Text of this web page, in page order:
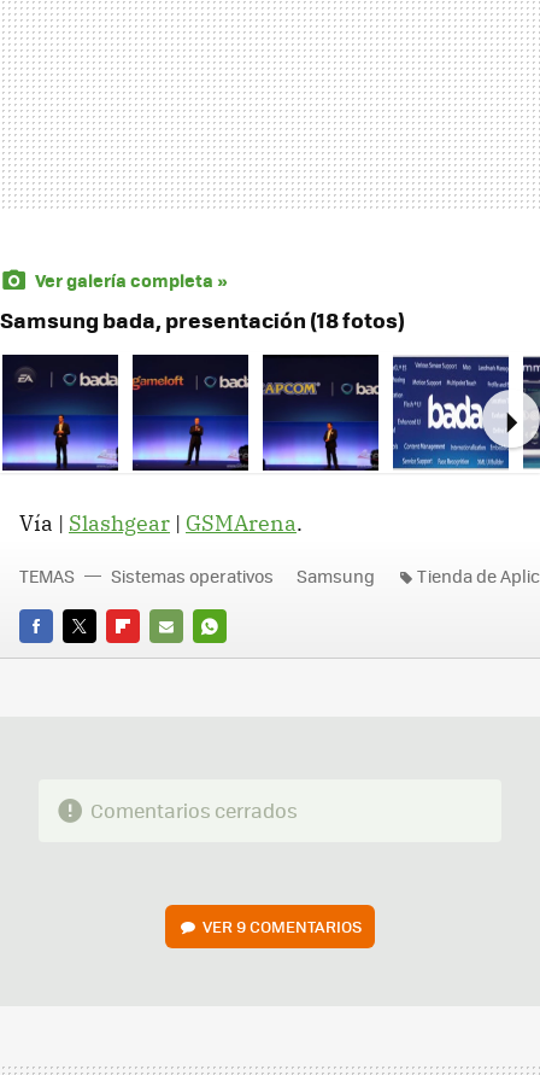
Ver galería completa »
Samsung bada, presentación (18 fotos)
Vía | Slashgear | GSMArena.
FACEBOOK
TWITTERFLIPBOARD
E-
WHATSAPP
TEMAS Sistemas operativos Samsung Tienda de
Comentarios cerrados
VER9 COMENTARIOS